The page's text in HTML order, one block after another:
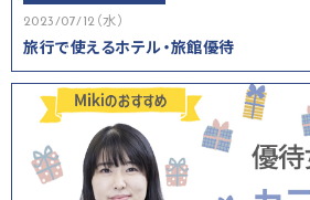
2023/07/12（水）
旅行で使えるホテル・旅館優待